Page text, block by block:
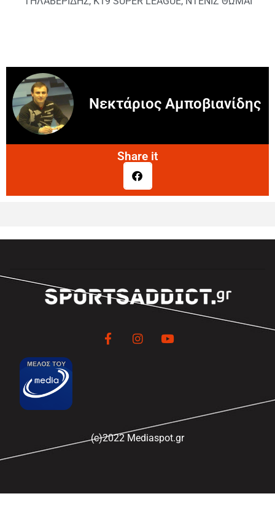
Νεκτάριος Αμποβιανίδης
Share it
(c)2022 Mediaspot.gr